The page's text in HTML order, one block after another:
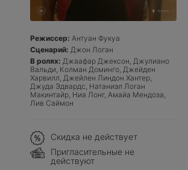
Режиссер: Антуан Фукуа
Сценарий: Джон Логан
В ролях: Джаафар Джексон, Джулиано
Вальди, Колман Доминго, Джейден
Харвилл, Джейлен Линдон Хантер,
Джуда Эдвардс, Натаниэл Логан
Макинтайр, Ниа Лонг, Амайа Мендоза,
Лив Саймон
Скидка не действует
Пригласительные не
действуют